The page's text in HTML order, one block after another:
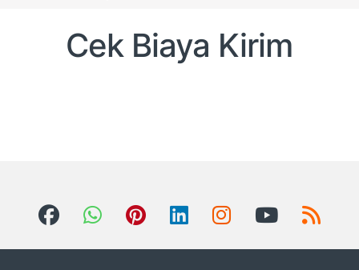
Cek Biaya Kirim